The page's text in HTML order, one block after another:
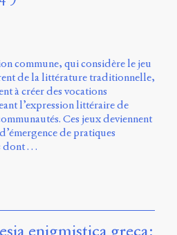
commune, qui considère le jeu
de la littérature traditionnelle,
à créer des vocations
l’expression littéraire de
Ces jeux deviennent
de pratiques
dont …